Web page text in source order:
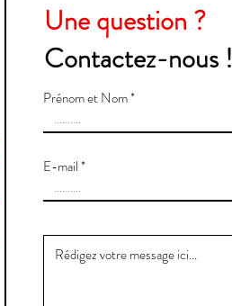
Une question ?
Contactez-nous !
Prénom et Nom
E-mail